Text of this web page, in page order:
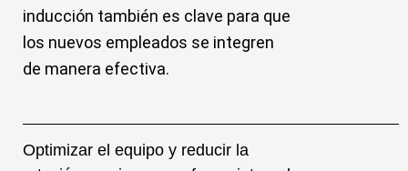
inducción también es clave para que
los nuevos empleados se integren
de manera efectiva.
Optimizar el equipo y reducir la